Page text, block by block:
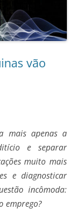
vão
mais apenas a
e separar
muito mais
e diagnosticar
incômoda:
emprego?